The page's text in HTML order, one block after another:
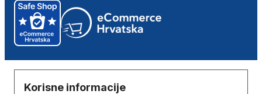
Korisne informacije